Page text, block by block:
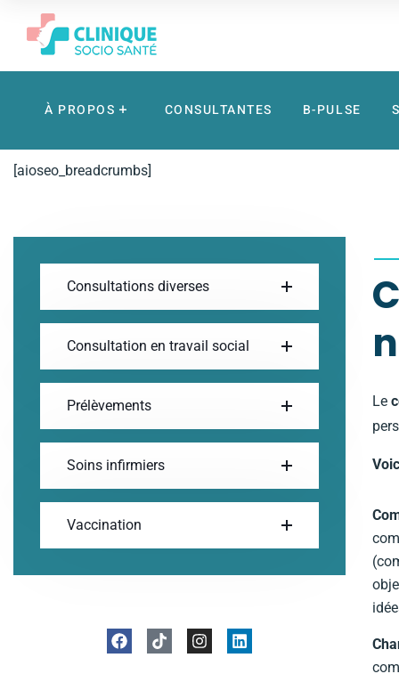
À PROPOS CONSULTANTES B-PULSE
[aioseo_breadcrumbs]
Consultations diverses
Consultation en travail social
Prélèvements
Soins infirmiers
Vaccination
Le